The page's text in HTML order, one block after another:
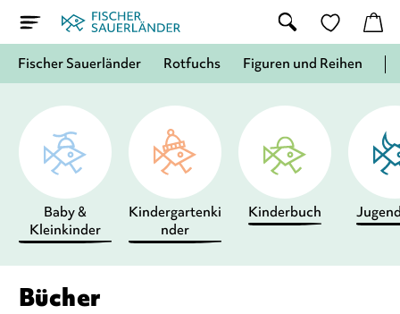
Fischer Sauerländer Rotfuchs Figuren und Reihen
Bücher
Baby &
Kleinkinder
Kindergartenki
nder
Kinderbuch